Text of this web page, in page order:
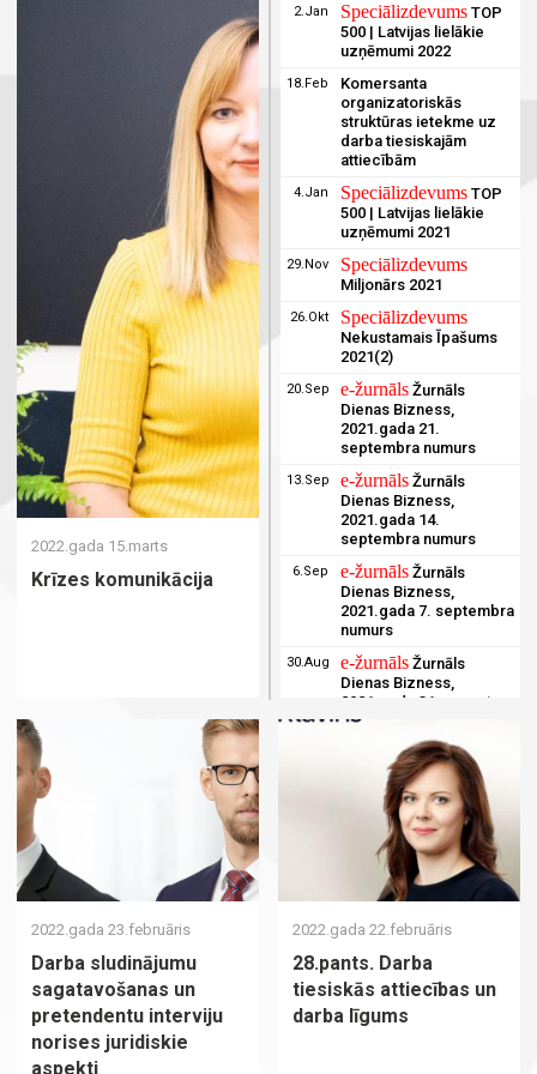
2022.gada 15.marts
Krīzes komunikācija
2.Jan Speciālizdevums TOP
500 | Latvijas lielākie
uzņēmumi 2022
18.Feb
Komersanta
organizatoriskās
struktūras ietekme uz
darba tiesiskajām
attiecībām
4.Jan Speciālizdevums TOP
500 | Latvijas lielākie
uzņēmumi 2021
29.Nov Speciālizdevums
Miljonārs 2021
26.Okt Speciālizdevums
Nekustamais Īpašums
2021(2)
20.Sep e-žurnāls Žurnāls
Dienas Bizness,
2021.gada 21.
septembra numurs
13.Sep e-žurnāls Žurnāls
Dienas Bizness,
2021.gada 14.
septembra numurs
6.Sep e-žurnāls Žurnāls
Dienas Bizness,
2021.gada 7. septembra
numurs
30.Aug e-žurnāls Žurnāls
Dienas Bizness,
2021.gada 31. augusta
numurs
e-žurnālsŽurnāls
Dienas Bizness,
2021.gada 24. augusta
numurs
e-žurnālsŽurnāls
Dienas Bizness,
2021.gada 17. augusta
numurs
9.Aug e-žurnālsŽurnāls
Dienas Bizness,
2021.gada 10. augusta
numurs
2.Aug e-žurnāls
2022.gada 23.februāris
Darba sludinājumu
sagatavošanas un
pretendentu interviju
norises juridiskie
aspekti
2022.gada 22.februāris
28.pants. Darba
tiesiskās attiecības un
darba līgums